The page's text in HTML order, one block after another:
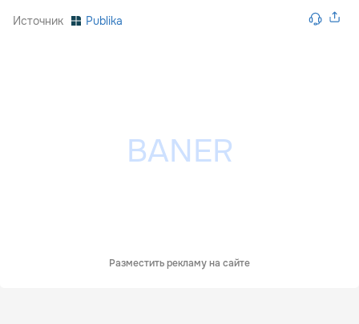
Источник Publika
Разместить рекламу на сайте